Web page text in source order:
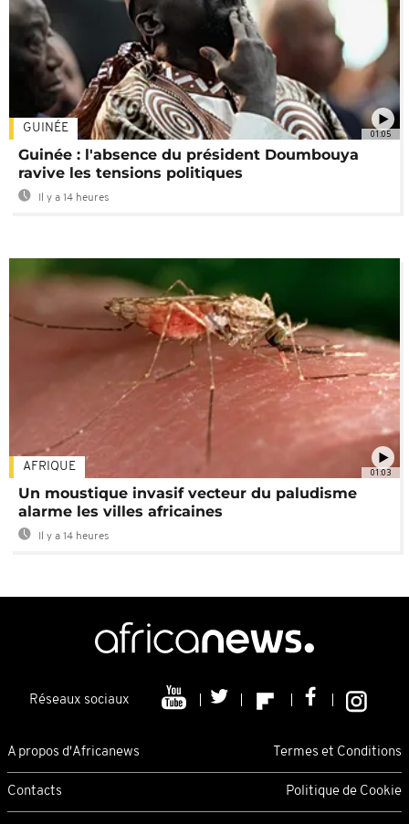
01:05
GUINÉE
Guinée : l'absence du président Doumbouya
ravive les tensions politiques
Il y a 14 heures
01:03
AFRIQUE
Un moustique invasif vecteur du paludisme
alarme les villes africaines
Il y a 14 heures
Réseaux sociaux
A propos d'Africanews Termes et Conditions
Contacts Politique de Cookie